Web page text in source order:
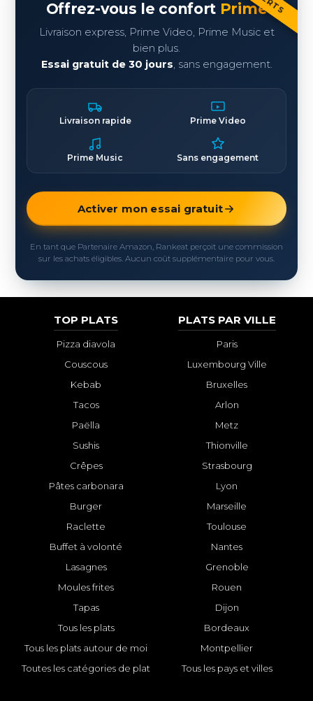
Offrez-vous le confort Prime
Livraison express, Prime Video, Prime Music et
bien plus.
Essai gratuit de 30 jours, sans engagement.
Livraison rapide Prime Video
Prime Music Sans engagement
Activer mon essai gratuit
En tant que Partenaire Amazon, Rankeat perçoit une commission
sur les achats éligibles. Aucun coût supplémentaire pour vous.
TOP PLATS
Pizza diavola
Couscous
Kebab
Tacos
Paëlla
Sushis
Crêpes
Pâtes carbonara
Burger
Raclette
Buffet à volonté
Lasagnes
Moules frites
Tapas
Tous les plats
Tous les plats autour de moi
Toutes les catégories de plat
PLATS PAR VILLE
Paris
Luxembourg Ville
Bruxelles
Arlon
Metz
Thionville
Strasbourg
Lyon
Marseille
Toulouse
Nantes
Grenoble
Rouen
Dijon
Bordeaux
Montpellier
Tous les pays et villes